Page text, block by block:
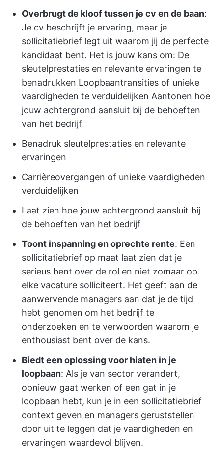
Overbrugt de kloof tussen je cv en de baan:
Je cv beschrijft je ervaring, maar je
sollicitatiebrief legt uit waarom jij de perfecte
kandidaat bent. Het is jouw kans om: De
sleutelprestaties en relevante ervaringen te
benadrukken Loopbaantransities of unieke
vaardigheden te verduidelijken Aantonen hoe
jouw achtergrond aansluit bij de behoeften
van het bedrijf
Benadruk sleutelprestaties en relevante
ervaringen
Carrièreovergangen of unieke vaardigheden
verduidelijken
Laat zien hoe jouw achtergrond aansluit bij
de behoeften van het bedrijf
Toont inspanning en oprechte rente: Een
sollicitatiebrief op maat laat zien dat je
serieus bent over de rol en niet zomaar op
elke vacature solliciteert. Het geeft aan de
aanwervende managers aan dat je de tijd
hebt genomen om het bedrijf te
onderzoeken en te verwoorden waarom je
enthousiast bent over de kans.
Biedt een oplossing voor hiaten in je
loopbaan: Als je van sector verandert,
opnieuw gaat werken of een gat in je
loopbaan hebt, kun je in een sollicitatiebrief
context geven en managers geruststellen
door uit te leggen dat je vaardigheden en
ervaringen waardevol blijven.